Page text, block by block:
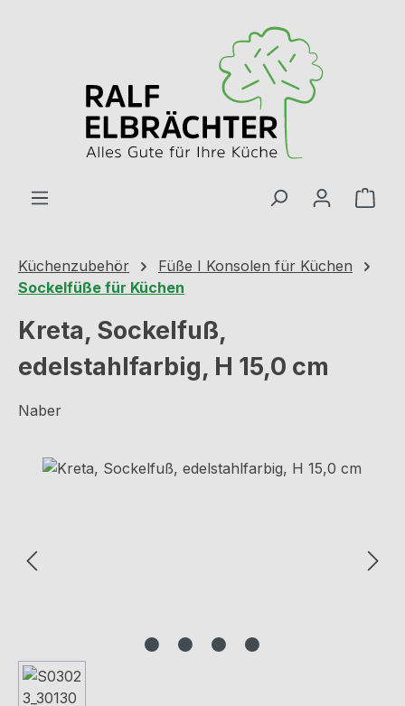
Küchenzubehör
Füße I Konsolen für Küchen
Sockelfüße für Küchen
Kreta, Sockelfuß,
edelstahlfarbig, H 15,0 cm
Naber
Bildergalerie überspringen